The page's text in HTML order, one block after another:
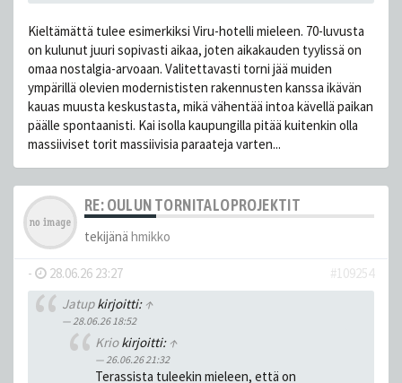
Kieltämättä tulee esimerkiksi Viru-hotelli mieleen. 70-luvusta
on kulunut juuri sopivasti aikaa, joten aikakauden tyylissä on
omaa nostalgia-arvoaan. Valitettavasti torni jää muiden
ympärillä olevien modernististen rakennusten kanssa ikävän
kauas muusta keskustasta, mikä vähentää intoa kävellä paikan
päälle spontaanisti. Kai isolla kaupungilla pitää kuitenkin olla
massiiviset torit massiivisia paraateja varten...
RE: OULUN TORNITALOPROJEKTIT
tekijänä hmikko
- 28.06.26 23:27
#109254
Jatupkirjoitti: ↑
28.06.26 18:52
Kriokirjoitti: ↑
26.06.26 21:32
Terassista tuleekin mieleen, että on